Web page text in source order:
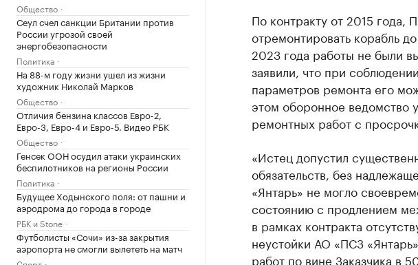
Общество
Сеул счел санкции Британии против
России угрозой своей
энергобезопасности
Политика
На 88-м году жизни ушел из жизни
художник Николай Марков
Общество
Отличия бензина классов Евро-2,
Евро-3, Евро-4 и Евро-5. Видео РБК
Общество
Генсек ООН осудил атаки украинских
беспилотников на регионы России
Политика
Будущее Ходынского поля: от пашни и
аэродрома до города в городе
РБК и Stone
Футболисты «Сочи» из-за закрытия
аэропорта не смогли вылететь на матч
По контракту от 2015
отремонтировать корабль
2023 года работы не были
заявили, что при
параметров ремонта его
этом оборонное ведомство
ремонтных работ с
«Истец допустил
обязательств, без
«Янтарь» не могло
состоянию с продлением
в рамках контракта
неустойки АО «ПСЗ
работ по вине Заказчика в